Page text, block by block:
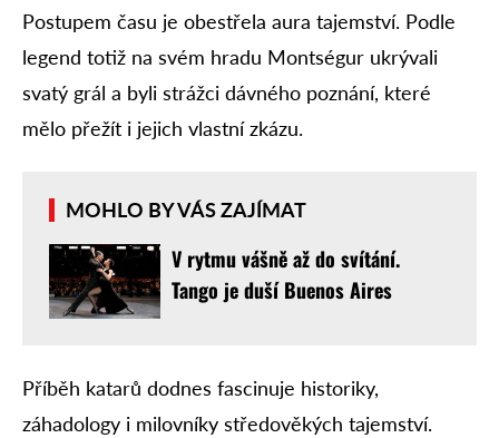
Postupem času je obestřela aura tajemství. Podle
legend totiž na svém hradu Montségur ukrývali
svatý grál a byli strážci dávného poznání, které
mělo přežít i jejich vlastní zkázu.
MOHLO BY VÁS ZAJÍMAT
V rytmu vášně až do svítání.
Tango je duší Buenos Aires
Příběh katarů dodnes fascinuje historiky,
záhadology i milovníky středověkých tajemství.